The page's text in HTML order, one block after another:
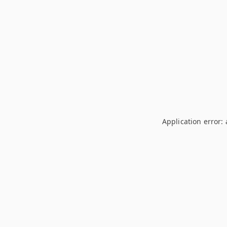
Application error: